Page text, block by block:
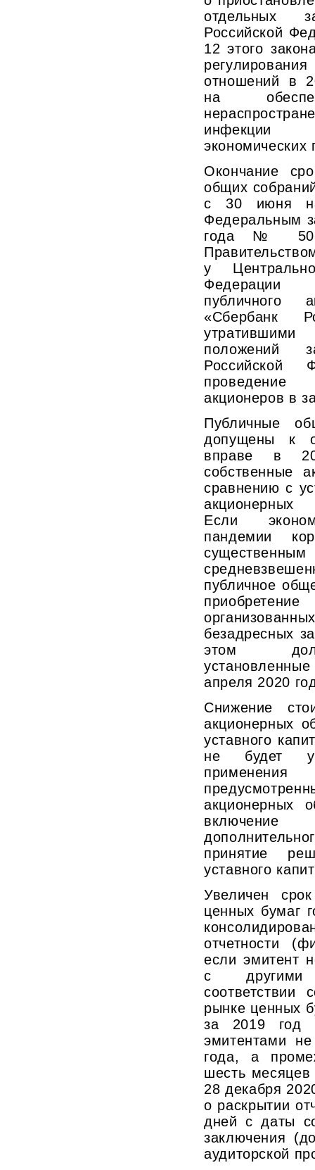
отдельных
Российской
12 этого
отношений в
на
инфекции
Окончание
общих
с 30 июня
Федеральным
года № 50-
у
Федерации
публичного
«Сбербанк
положений
Российской
акционеров в
Публичные
допущены к
вправе в
собственные
сравнению с
акционерных
Если
пандемии
публичное
безадресных
этом
апреля 2020
Снижение
акционерных
уставного
не будет
акционерных
принятие
уставного
Увеличен
ценных бумаг
отчетности
если эмитент
с другими
соответствии
рынке ценных
за 2019 год
эмитентами
года, а
шесть
28 декабря
о раскрытии
дней с даты
заключения
аудиторской